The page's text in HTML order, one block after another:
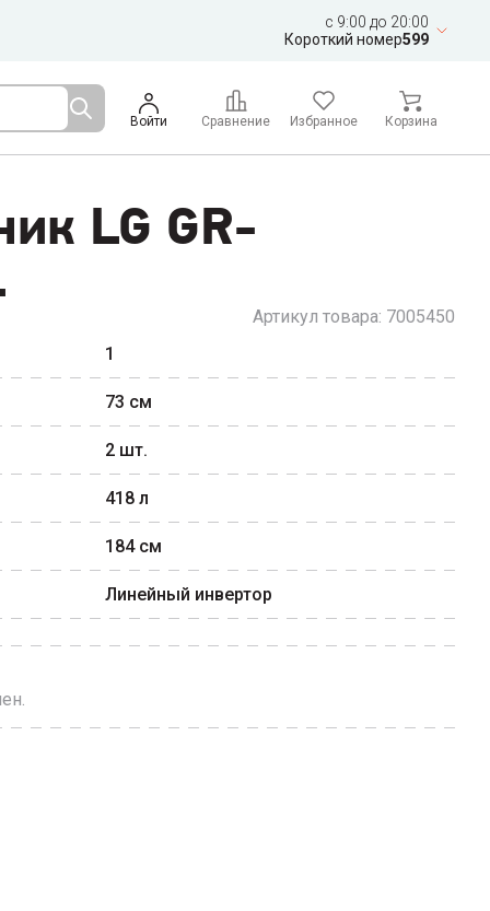
c 9:00 до 20:00
Короткий номер599
Войти Сравнение Избранное Корзина
LG GR-
Артикул товара: 7005450
1
73 см
2 шт.
418 л
184 см
Линейный инвертор